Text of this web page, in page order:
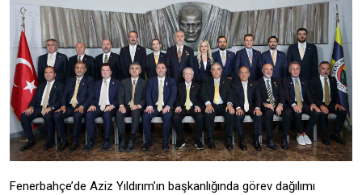
Fenerbahçe’de Aziz Yıldırım’ın başkanlığında görev dağılımı